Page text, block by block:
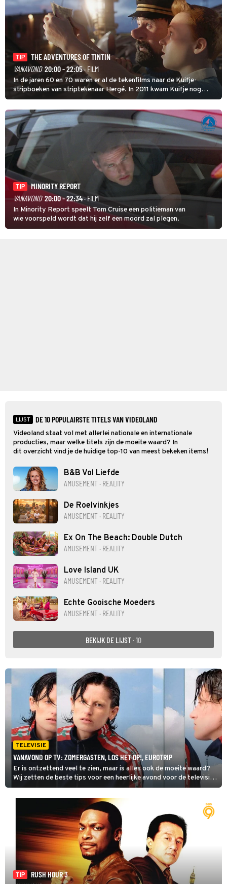
TIP
THE ADVENTURES OF TINTIN
VANAVOND 20:00 - 22:05· FILM
In de jaren 60 en 70 waren er al de tekenfilms naar de Kuifje-
stripboeken van striptekenaar Hergé. In 2011 kwam Kuifje nog
meer tot leven in The Adventures of Tintin van Steven Spielberg.
TIP
MINORITY REPORT
VANAVOND 20:00 - 22:34· FILM
In Minority Report speelt Tom Cruise een politieman van
wie voorspeld wordt dat hij zelf een moord zal plegen.
LIJST DE 10 POPULAIRSTE TITELS VAN VIDEOLAND
Videoland staat vol met allerlei nationale en internationale
producties, maar welke titels zijn de moeite waard? In
dit overzicht vind je de huidige top-10 van meest bekeken items!
B&B Vol Liefde
AMUSEMENT · REALITY
De Roelvinkjes
AMUSEMENT · REALITY
Ex On The Beach: Double Dutch
AMUSEMENT · REALITY
Love Island UK
AMUSEMENT · REALITY
Echte Gooische Moeders
AMUSEMENT · REALITY
BEKIJK DE LIJST · 10
TELEVISIE
VANAVOND OP TV: ZOMERGASTEN, LOS HET OP!, EUROTRIP
Er is ontzettend veel te zien, maar is alles ook de moeite waard?
Wij zetten de beste tips voor een heerlijke avond voor de televisie
op een rij. Dit zijn de kijktips voor zondag 9 augustus 2026. Toch
nog verder kijken, check dan onze primetime gids voor het totale
overzicht van wat er vanavond op tv is.
TIP
RUSH HOUR 3